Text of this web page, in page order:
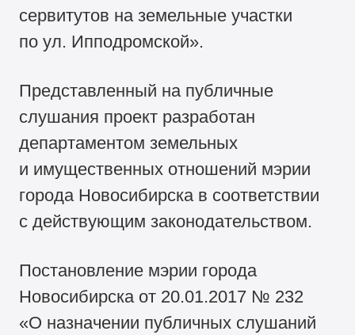
сервитутов на земельные участки
по ул. Ипподромской».
Представленный на публичные
слушания проект разработан
департаментом земельных
и имущественных отношений мэрии
города Новосибирска в соответствии
с действующим законодательством.
Постановление мэрии города
Новосибирска от 20.01.2017 № 232
«О назначении публичных слушаний